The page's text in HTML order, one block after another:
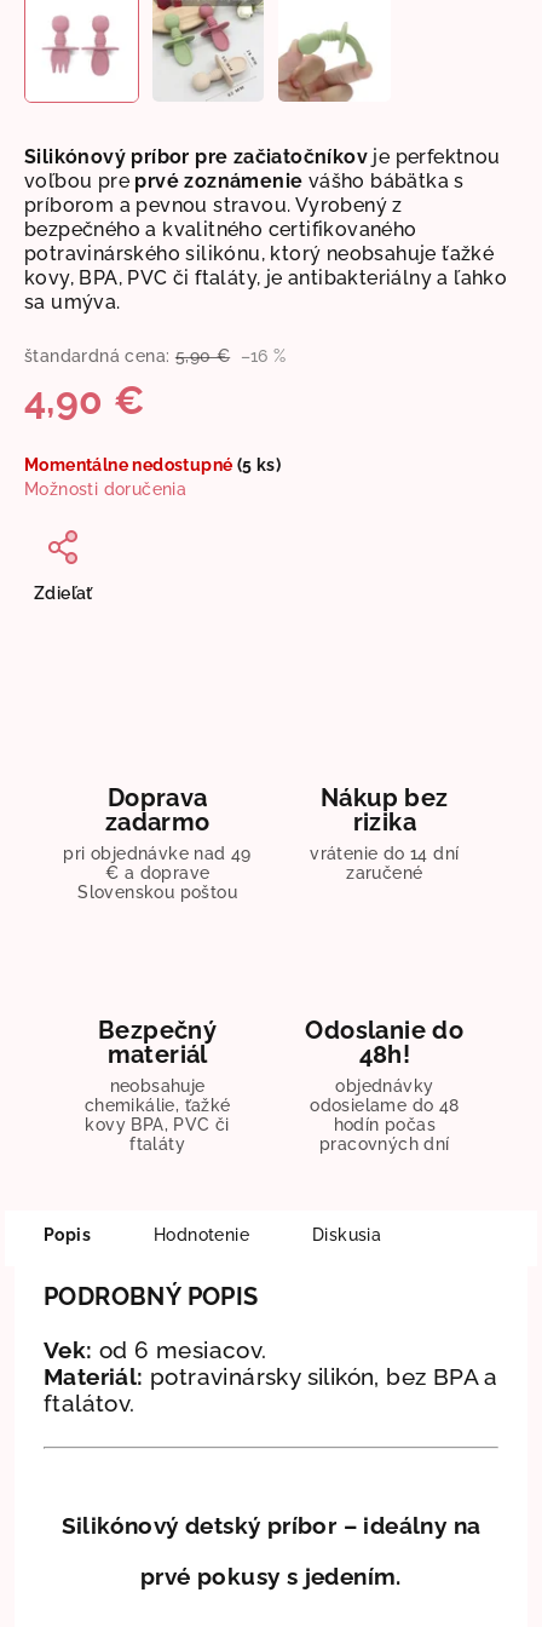
Silikónový príbor pre začiatočníkov je perfektnou
voľbou pre prvé zoznámenie vášho bábätka s
príborom a pevnou stravou. Vyrobený z
bezpečného a kvalitného certifikovaného
potravinárského silikónu, ktorý neobsahuje ťažké
kovy, BPA, PVC či ftaláty, je antibakteriálny a ľahko
sa umýva.
štandardná cena: 5,90 € –16 %
4,90 €
cena:
Momentálne nedostupné (5 ks)
Možnosti doručenia
Zdieľať
Doprava
zadarmo
pri objednávke nad 49
€ a doprave
Slovenskou poštou
Nákup bez
rizika
vrátenie do 14 dní
zaručené
Bezpečný
materiál
neobsahuje
chemikálie, ťažké
kovy BPA, PVC či
ftaláty
Odoslanie do
48h!
objednávky
odosielame do 48
hodín počas
pracovných dní
Popis Hodnotenie Diskusia
PODROBNÝ POPIS
Vek: od 6 mesiacov.
Materiál: potravinársky silikón, bez BPA a
ftalátov.
Silikónový detský príbor – ideálny na
prvé pokusy s jedením.